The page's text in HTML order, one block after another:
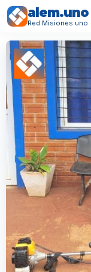
alem.uno
Red Misiones.uno